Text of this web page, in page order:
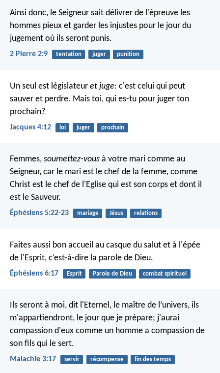
Ainsi donc, le Seigneur sait délivrer de l'épreuve les
hommes pieux et garder les injustes pour le jour du
jugement où ils seront punis.
2 Pierre 2:9 tentation juger punition
Un seul est législateur et juge: c'est celui qui peut
sauver et perdre. Mais toi, qui es-tu pour juger ton
prochain?
Jacques 4:12 loi juger prochain
Femmes, soumettez-vous à votre mari comme au
Seigneur, car le mari est le chef de la femme, comme
Christ est le chef de l'Eglise qui est son corps et dont il
est le Sauveur.
Éphésiens 5:22-23 mariage Jésus relations
Faites aussi bon accueil au casque du salut et à l'épée
de l'Esprit, c’est-à-dire la parole de Dieu.
Éphésiens 6:17 Esprit Parole de Dieu combat spirituel
Ils seront à moi, dit l'Eternel, le maître de l’univers, ils
m'appartiendront, le jour que je prépare; j'aurai
compassion d'eux comme un homme a compassion de
son fils qui le sert.
Malachie 3:17 servir récompense fin des temps